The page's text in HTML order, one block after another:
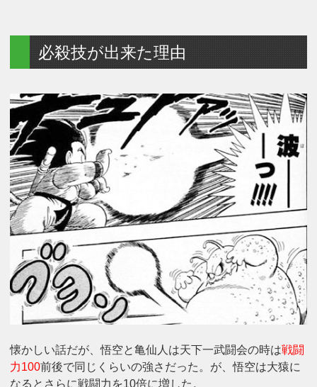
必殺技が出来た理由
懐かしい話だが、悟空と亀仙人は天下一武闘会の時は戦闘
力100前後で同じくらいの強さだった。が、悟空は大猿に
なるとさらに戦闘力を10倍に増した。